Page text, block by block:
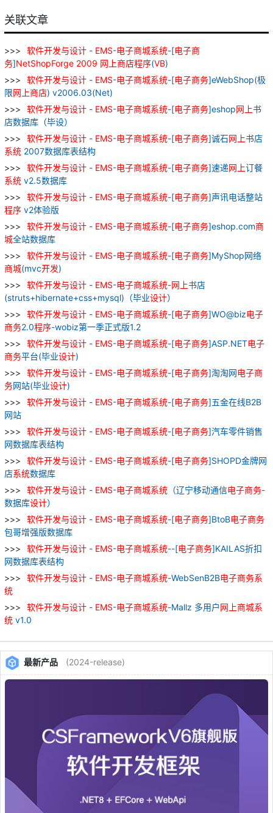
关联文章
软件开发与设计 - EMS-电子商城系统-[电子商
务]NetShopForge 2009 网上商店程序(VB)
软件开发与设计 - EMS-电子商城系统-[电子商务]eWebShop(极
限网上商店) v2006.03(Net)
软件开发与设计 - EMS-电子商城系统-[电子商务]eshop网上书
店数据库（毕设）
软件开发与设计 - EMS-电子商城系统-[电子商务]诚石网上书店
系统 2007数据库表结构
软件开发与设计 - EMS-电子商城系统-[电子商务]速递网上订餐
系统 v2.5数据库
软件开发与设计 - EMS-电子商城系统-[电子商务]声讯电话整站
程序 v2体验版
软件开发与设计 - EMS-电子商城系统-[电子商务]eshop.com商
城全站数据库
软件开发与设计 - EMS-电子商城系统-[电子商务]MyShop网络
商城(mvc开发)
软件开发与设计 - EMS-电子商城系统-网上书店
(struts+hibernate+css+mysql)（毕业设计）
软件开发与设计 - EMS-电子商城系统-[电子商务]WO@biz电子
商务2.0程序-wobiz第一季正式版1.2
软件开发与设计 - EMS-电子商城系统-[电子商务]ASP.NET电子
商务平台(毕业设计)
软件开发与设计 - EMS-电子商城系统-[电子商务]淘淘网电子商
务网站(毕业设计)
软件开发与设计 - EMS-电子商城系统-[电子商务]五金在线B2B
网站
软件开发与设计 - EMS-电子商城系统-[电子商务]汽车零件销售
网数据库表结构
软件开发与设计 - EMS-电子商城系统-[电子商务]SHOPD金牌网
店系统数据库
软件开发与设计 - EMS-电子商城系统 （辽宁移动通信电子商务-
数据库设计）
软件开发与设计 - EMS-电子商城系统-[电子商务]BtoB电子商务
包哥增强版数据库
软件开发与设计 - EMS-电子商城系统--[电子商务]KAILAS折扣
网数据库表结构
软件开发与设计 - EMS-电子商城系统-WebSenB2B电子商务系
统
软件开发与设计 - EMS-电子商城系统-Mallz 多用户网上商城系
统 v1.0
最新产品 (2024-release)